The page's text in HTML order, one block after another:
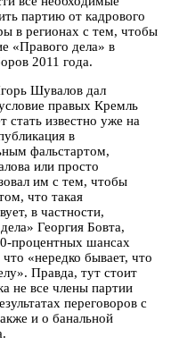
партию от кадрового
в регионах с тем, чтобы
«Правого дела» в
2011 года.
Шувалов дал
правых Кремль
известно уже на
в
фальстартом,
или просто
им с тем, чтобы
что такая
в частности,
Георгия Бовта,
процентных шансах
«нередко бывает, что
Правда, тут стоит
не все члены партии
переговоров с
и о банальной